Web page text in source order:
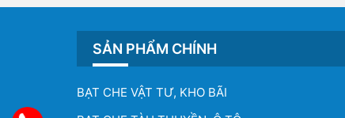
SẢN PHẨM CHÍNH
BẠT CHE VẬT TƯ, KHO BÃI